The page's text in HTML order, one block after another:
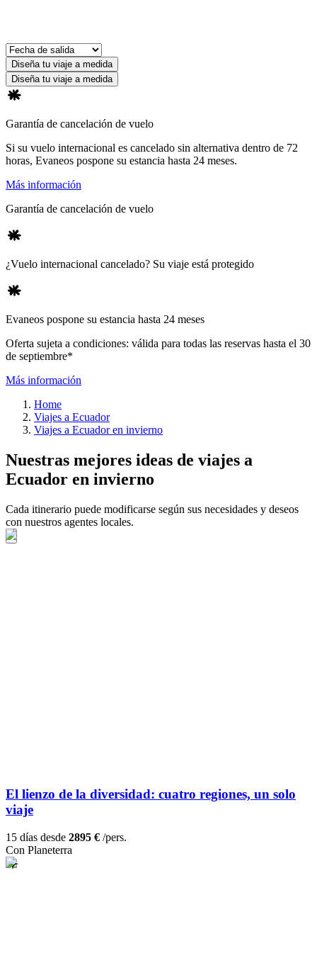
Diseña tu viaje a medida
Diseña tu viaje a medida
Garantía de cancelación de vuelo
Si su vuelo internacional es cancelado sin alternativa dentro de 72
horas, Evaneos pospone su estancia hasta 24 meses.
Más información
Garantía de cancelación de vuelo
¿Vuelo internacional cancelado? Su viaje está protegido
Evaneos pospone su estancia hasta 24 meses
Oferta sujeta a condiciones: válida para todas las reservas hasta el 30
de septiembre*
Más información
Home
Viajes a Ecuador
Viajes a Ecuador en invierno
Nuestras mejores ideas de viajes a
Ecuador en invierno
Cada itinerario puede modificarse según sus necesidades y deseos
con nuestros agentes locales.
El lienzo de la diversidad: cuatro regiones, un solo
viaje
15 días desde 2895 € /pers.
Con Planeterra